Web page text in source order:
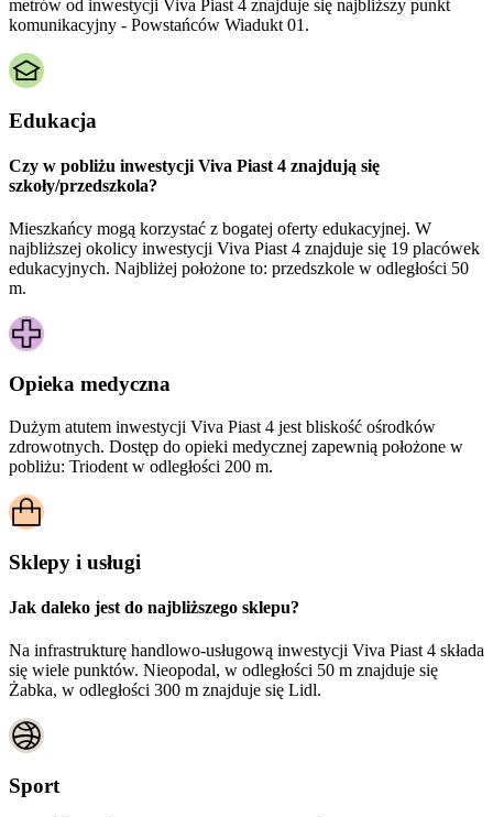
metrów od inwestycji Viva Piast 4 znajduje się najbliższy punkt
komunikacyjny - Powstańców Wiadukt 01.
Edukacja
Czy w pobliżu inwestycji Viva Piast 4 znajdują się
szkoły/przedszkola?
Mieszkańcy mogą korzystać z bogatej oferty edukacyjnej. W
najbliższej okolicy inwestycji Viva Piast 4 znajduje się 19 placówek
edukacyjnych. Najbliżej położone to: przedszkole w odległości 50
m.
Opieka medyczna
Dużym atutem inwestycji Viva Piast 4 jest bliskość ośrodków
zdrowotnych. Dostęp do opieki medycznej zapewnią położone w
pobliżu: Triodent w odległości 200 m.
Sklepy i usługi
Jak daleko jest do najbliższego sklepu?
Na infrastrukturę handlowo-usługową inwestycji Viva Piast 4 składa
się wiele punktów. Nieopodal, w odległości 50 m znajduje się
Żabka, w odległości 300 m znajduje się Lidl.
Sport